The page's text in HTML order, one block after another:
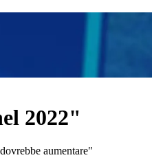
2022"
aumentare"